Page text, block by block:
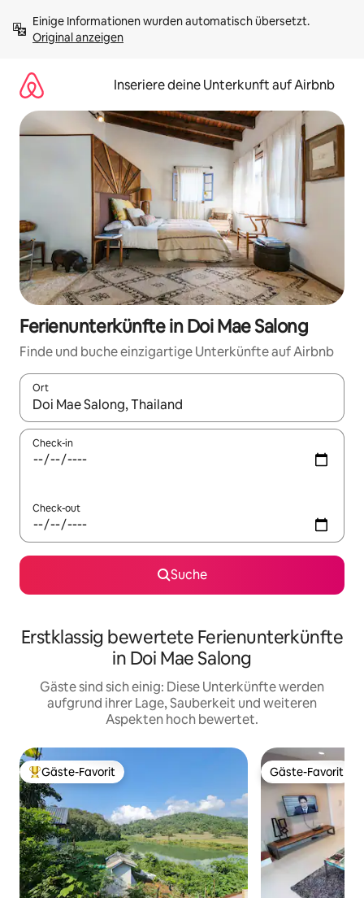
Inhalten
springenOriginal anzeigen
Inseriere deine Unterkunft auf Airbnb
Ferienunterkünfte in Doi Mae Salong
Finde und buche einzigartige Unterkünfte auf Airbnb
Ort
Wenn Ergebnisse verfügbar sind, navigiere mit den
Check-in
Check-out
Suche
Erstklassig bewertete Ferienunterkünfte
in Doi Mae Salong
Gäste sind sich einig: Diese Unterkünfte werden
aufgrund ihrer Lage, Sauberkeit und weiteren
Aspekten hoch bewertet.
Beliebter Gäste-Favorit.
Gäste-Favorit Gäste-Favorit
Gäste-Favorit